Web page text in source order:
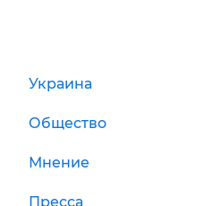
Украина
Общество
Мнение
Пресса